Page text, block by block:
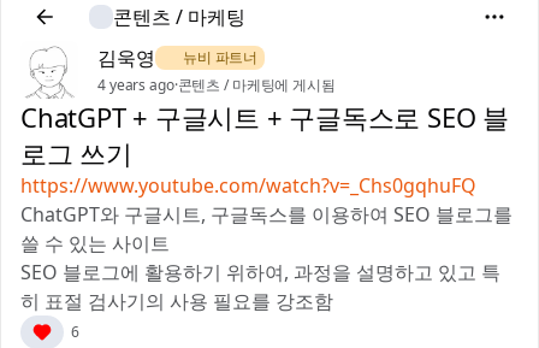
콘텐츠 / 마케팅
김욱영
🌿 뉴비 파트너
4 years ago·콘텐츠 / 마케팅에 게시됨
ChatGPT + 구글시트 + 구글독스로 SEO 블
로그 쓰기
https://www.youtube.com/watch?v=_Chs0gqhuFQ
ChatGPT와 구글시트, 구글독스를 이용하여 SEO 블로그를
쓸 수 있는 사이트
SEO 블로그에 활용하기 위하여, 과정을 설명하고 있고 특
히 표절 검사기의 사용 필요를 강조함
6